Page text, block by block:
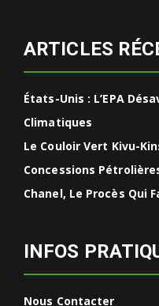
ARTICLES
États-Unis : L’EPA
Climatiques
Le Couloir Vert Kivu-
Concessions
Chanel, Le Procès Qui
INFOS
Nous Contacter